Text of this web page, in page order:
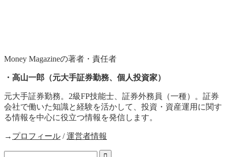
Money Magazineの著者・責任者
・高山一郎（元大手証券勤務、個人投資家）
元大手証券勤務。2級FP技能士、証券外務員（一種）。証券
会社で働いた知識と経験を活かして、投資・資産運用に関す
る情報を中心に役立つ情報を発信します。
→ プロフィール /運営者情報